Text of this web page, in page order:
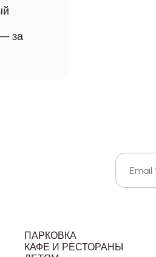
за
ПАРКОВКА
КАФЕ И РЕСТОРАНЫ